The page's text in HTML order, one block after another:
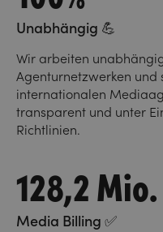
Unabhängig 💪
Wir arbeiten
Agenturnetzwerken und
internationalen
transparent und unter
Richtlinien.
128,2 Mio.
Media Billing ✅